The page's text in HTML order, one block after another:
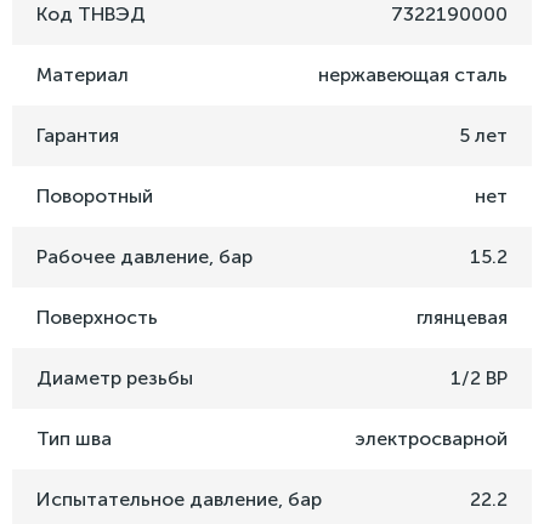
Код ТНВЭД 7322190000
Материал нержавеющая сталь
Гарантия 5 лет
Поворотный нет
Рабочее давление, бар 15.2
Поверхность глянцевая
Диаметр резьбы 1/2 ВР
Тип шва электросварной
Испытательное давление, бар 22.2